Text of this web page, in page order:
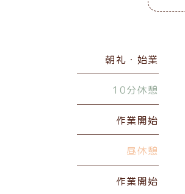
朝礼・始業
10分休憩
作業開始
昼休憩
作業開始